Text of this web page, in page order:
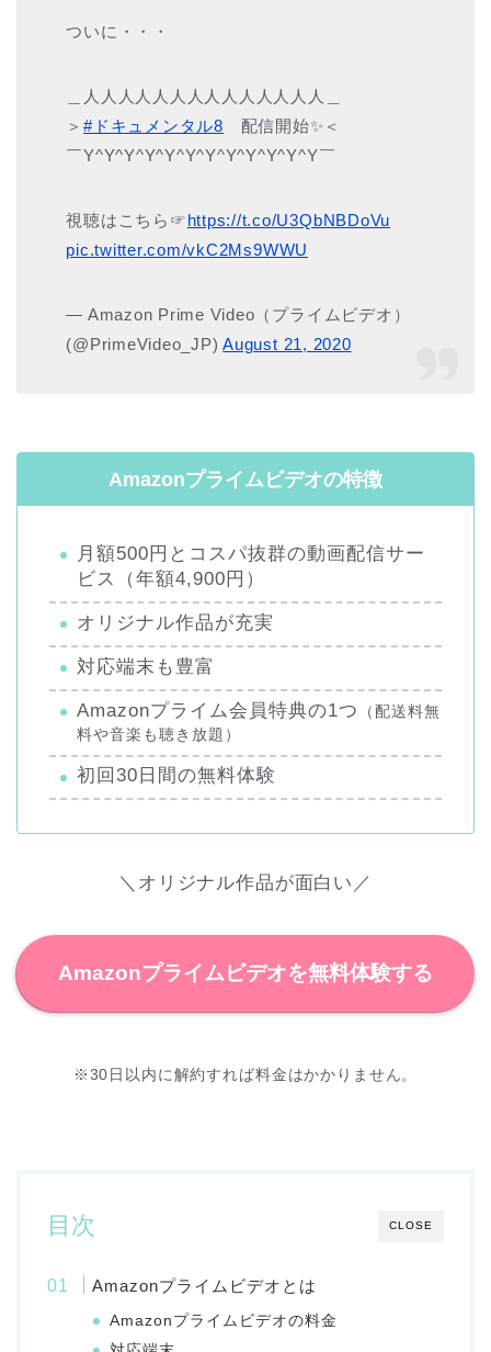
ついに・・・
＿人人人人人人人人人人人人人人＿
＞#ドキュメンタル8 配信開始✨＜
￣Y^Y^Y^Y^Y^Y^Y^Y^Y^Y^Y^Y￣
視聴はこちら☞https://t.co/U3QbNBDoVu
pic.twitter.com/vkC2Ms9WWU
— Amazon Prime Video（プライムビデオ）
(@PrimeVideo_JP)August 21, 2020
Amazonプライムビデオの特徴
月額500円とコスパ抜群の動画配信サー
ビス（年額4,900円）
オリジナル作品が充実
対応端末も豊富
Amazonプライム会員特典の1つ
（配送料無
料や音楽も聴き放題）
初回30日間の無料体験
＼オリジナル作品が面白い／
Amazonプライムビデオを無料体験する
※30日以内に解約すれば料金はかかりません。
CLOSE
目次
Amazonプライムビデオとは
Amazonプライムビデオの料金